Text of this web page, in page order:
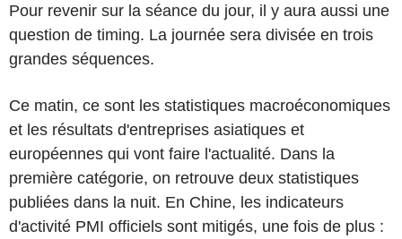
Pour revenir sur la séance du jour, il y aura aussi une
question de timing. La journée sera divisée en trois
grandes séquences.
Ce matin, ce sont les statistiques macroéconomiques
et les résultats d'entreprises asiatiques et
européennes qui vont faire l'actualité. Dans la
première catégorie, on retrouve deux statistiques
publiées dans la nuit. En Chine, les indicateurs
d'activité PMI officiels sont mitigés, une fois de plus :